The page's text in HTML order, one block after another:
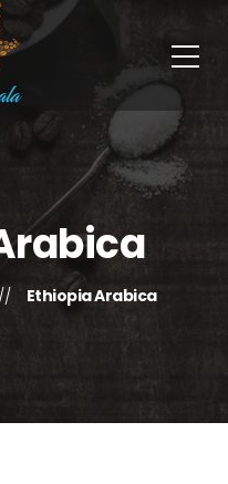
Ethiopia Arabica